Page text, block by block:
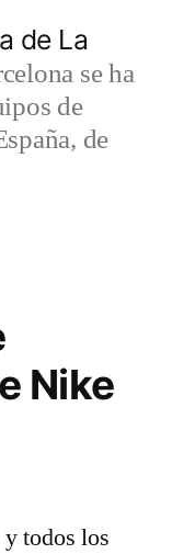
de La
se ha
de
de
Nike
todos los